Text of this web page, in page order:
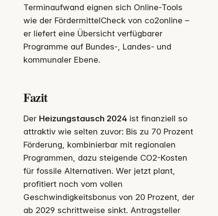
Terminaufwand eignen sich Online-Tools
wie der FördermittelCheck von co2online –
er liefert eine Übersicht verfügbarer
Programme auf Bundes-, Landes- und
kommunaler Ebene.
Fazit
Der Heizungstausch 2024 ist finanziell so
attraktiv wie selten zuvor: Bis zu 70 Prozent
Förderung, kombinierbar mit regionalen
Programmen, dazu steigende CO2-Kosten
für fossile Alternativen. Wer jetzt plant,
profitiert noch vom vollen
Geschwindigkeitsbonus von 20 Prozent, der
ab 2029 schrittweise sinkt. Antragsteller